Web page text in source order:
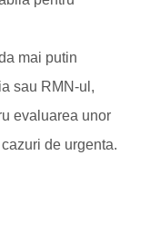
mai putin
sau RMN-ul,
evaluarea unor
de urgenta.